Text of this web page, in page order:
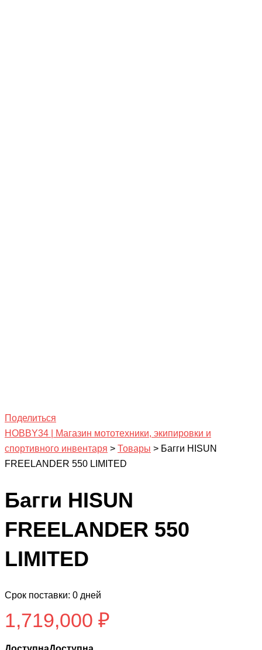
Поделиться
HOBBY34 | Магазин мототехники, экипировки и
спортивного инвентаря > Товары > Багги HISUN
FREELANDER 550 LIMITED
Багги HISUN
FREELANDER 550
LIMITED
Срок поставки: 0 дней
1,719,000 ₽